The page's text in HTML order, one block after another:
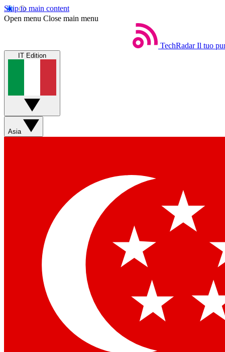
Skip to main content
Open menu Close main menu
TechRadar Il tuo
IT Edition
Asia